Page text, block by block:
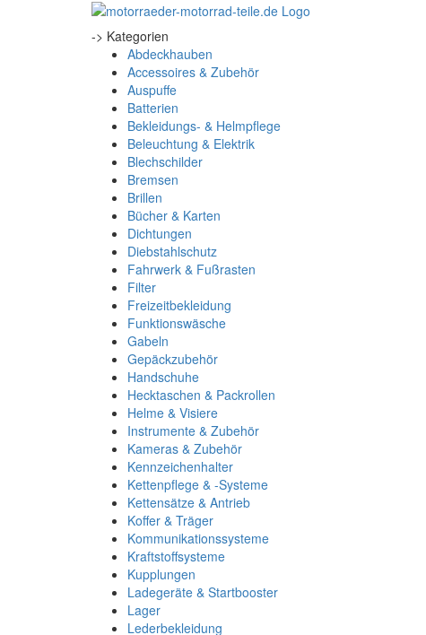
-> Kategorien
Abdeckhauben
Accessoires & Zubehör
Auspuffe
Batterien
Bekleidungs- & Helmpflege
Beleuchtung & Elektrik
Blechschilder
Bremsen
Brillen
Bücher & Karten
Dichtungen
Diebstahlschutz
Fahrwerk & Fußrasten
Filter
Freizeitbekleidung
Funktionswäsche
Gabeln
Gepäckzubehör
Handschuhe
Hecktaschen & Packrollen
Helme & Visiere
Instrumente & Zubehör
Kameras & Zubehör
Kennzeichenhalter
Kettenpflege & -Systeme
Kettensätze & Antrieb
Koffer & Träger
Kommunikationssysteme
Kraftstoffsysteme
Kupplungen
Ladegeräte & Startbooster
Lager
Lederbekleidung